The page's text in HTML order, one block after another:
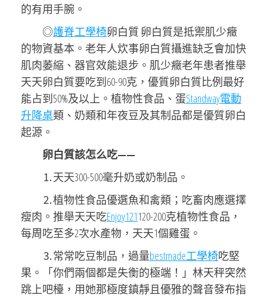
的有用手腕。
◎護脊工學椅卵白質 卵白質是抵禦肌少癥
的物資基本。老年人炊事卵白質攝進缺乏會加快
肌肉萎縮、器官效能退步。肌少癥老年患者推舉
天天卵白質要吃到60-90克，優質卵白質比例最好
能占到50%及以上。植物性食品、蛋Standway電動
升降桌類、奶類和年夜豆及其制品都是優質卵白
起源。
卵白質該怎么吃——
⒈天天300-500毫升奶或奶制品。
⒉植物性食品優選魚和禽類；吃畜肉應選擇
瘦肉。推舉天天吃Enjoy121120-200克植物性食品，
每周吃至多2次水產物，天天1個雞蛋。
⒊常常吃豆制品，過量bestmade工學椅吃堅
果。「你們兩個都是失衡的極端！」林天秤突然
跳上吧檯，用她那極度鎮靜且優雅的聲音發布指